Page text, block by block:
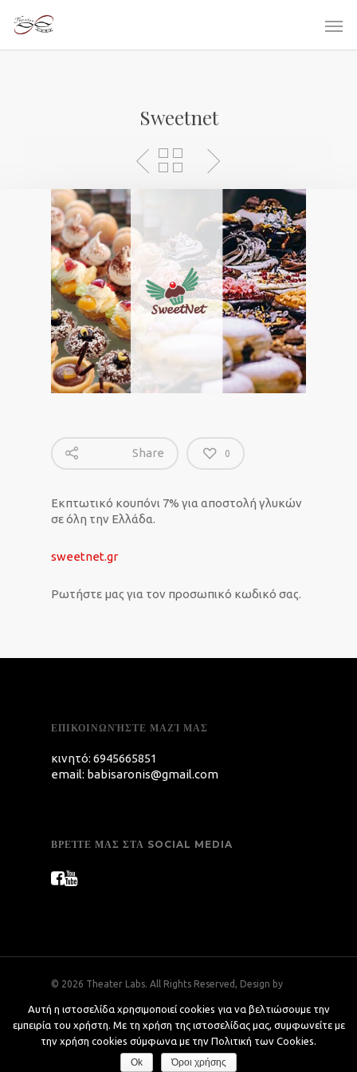
Sweetnet
Share 0
Εκπτωτικό κουπόνι 7% για αποστολή γλυκών
σε όλη την Ελλάδα.
sweetnet.gr
Ρωτήστε μας για τον προσωπικό κωδικό σας.
ΕΠΙΚΟΙΝΩΝΉΣΤΕ ΜΑΖΊ ΜΑΣ
κινητό: 6945665851
email: babisaronis@gmail.com
ΒΡΕΊΤΕ ΜΑΣ ΣΤΑ SOCIAL MEDIA
© 2026 Theater Labs. All Rights Reserved, Design by
Με την επίσκεψη στο site μας, αποδέχεστε τη χρήση
Cookies από το theaterlabs.gr, με σκοπό τη βελτίωση των
υπηρεσιών που σας παρέχουμε.
Οκ
Αυτή η ιστοσελίδα χρησιμοποιεί cookies για να βελτιώσουμε την
εμπειρία του χρήστη. Με τη χρήση της ιστοσελίδας μας, συμφωνείτε με
την χρήση cookies σύμφωνα με την Πολιτική των Cookies.
Ok
Όροι χρήσης